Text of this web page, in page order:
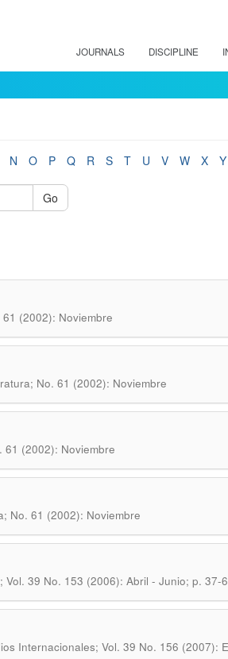
JOURNALS DISCIPLINE
N O P Q R S T U V W X Y
Go
(2002): Noviembre
No. 61 (2002): Noviembre
61 (2002): Noviembre
No. 61 (2002): Noviembre
Vol. 39 No. 153 (2006): Abril - Junio; p. 37-
Internacionales; Vol. 39 No. 156 (2007):